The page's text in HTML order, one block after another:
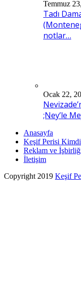
Temmuz
Tadı
notlar…
Ocak 22,
;Ney’le
Anasayfa
Keşif Perisi
Reklam ve
İletişim
Copyright 2019 Keşif